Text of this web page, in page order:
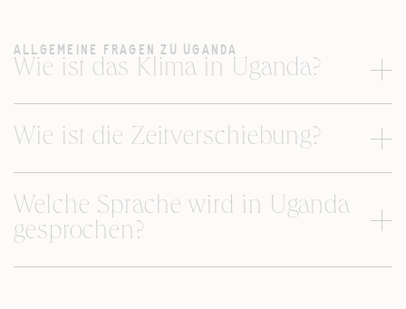
ALLGEMEINE FRAGEN ZU UGANDA
Wie ist das Klima in Uganda?
Wie ist die Zeitverschiebung?
Welche Sprache wird in Uganda
gesprochen?